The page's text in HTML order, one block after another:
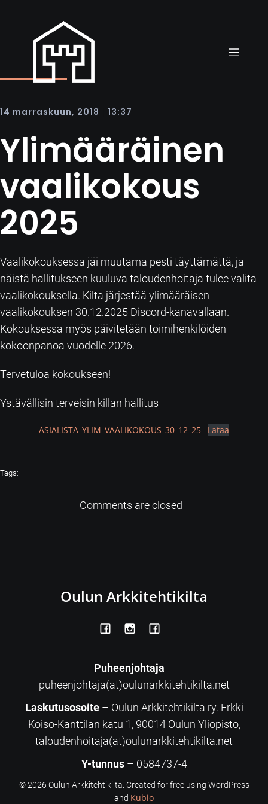
14 marraskuun, 2018 13:37
Ylimääräinen
vaalikokous
2025
Vaalikokouksessa jäi muutama pesti täyttämättä, ja
näistä hallitukseen kuuluva taloudenhoitaja tulee valita
vaalikokouksella. Kilta järjestää ylimääräisen
vaalikokouksen 30.12.2025 Discord-kanavallaan.
Kokouksessa myös päivitetään toimihenkilöiden
kokoonpanoa vuodelle 2026.
Tervetuloa kokoukseen!
Ystävällisin terveisin killan hallitus
ASIALISTA_YLIM_VAALIKOKOUS_30_12_25 Lataa
Tags:
Comments are closed
Oulun Arkkitehtikilta
Puheenjohtaja –
puheenjohtaja(at)oulunarkkitehtikilta.net
Laskutusosoite– Oulun Arkkitehtikilta ry. Erkki
Koiso-Kanttilan katu 1, 90014 Oulun Yliopisto,
taloudenhoitaja(at)oulunarkkitehtikilta.net
Y-tunnus – 0584737-4
© 2026 Oulun Arkkitehtikilta. Created for free using WordPress
and Kubio